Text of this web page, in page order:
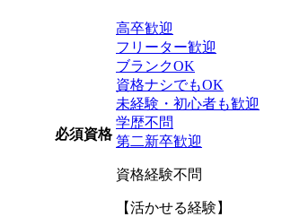
必須資格
高卒歓迎
フリーター歓迎
ブランクOK
資格ナシでもOK
未経験・初心者も歓迎
学歴不問
第二新卒歓迎
資格経験不問
【活かせる経験】